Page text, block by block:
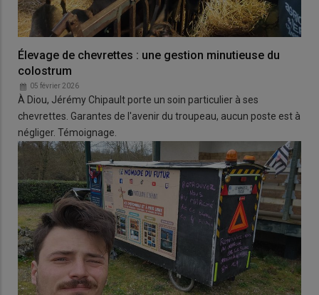
Élevage de chevrettes : une gestion minutieuse du
colostrum
05 février 2026
À Diou, Jérémy Chipault porte un soin particulier à ses
chevrettes. Garantes de l'avenir du troupeau, aucun poste est à
négliger. Témoignage.